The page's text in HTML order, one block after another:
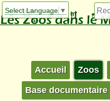
Select Language ▼
Accueil Zoos
Base documentaire